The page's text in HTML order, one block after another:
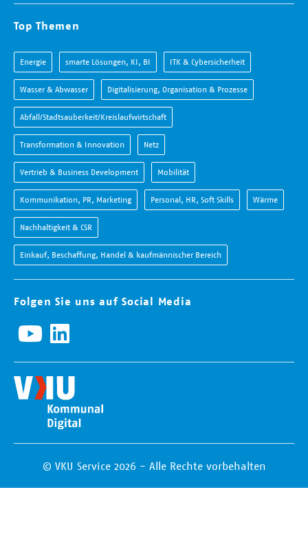
Top Themen
Energie smarte Lösungen, KI, BI ITK & Cybersicherheit
Wasser & Abwasser Digitalisierung, Organisation & Prozesse
Abfall/Stadtsauberkeit/Kreislaufwirtschaft
Transformation & Innovation Netz
Vertrieb & Business Development Mobilität
Kommunikation, PR, Marketing Personal, HR, Soft Skills Wärme
Nachhaltigkeit & CSR
Einkauf, Beschaffung, Handel & kaufmännischer Bereich
Folgen Sie uns auf Social Media
© VKU Service 2026 - Alle Rechte vorbehalten